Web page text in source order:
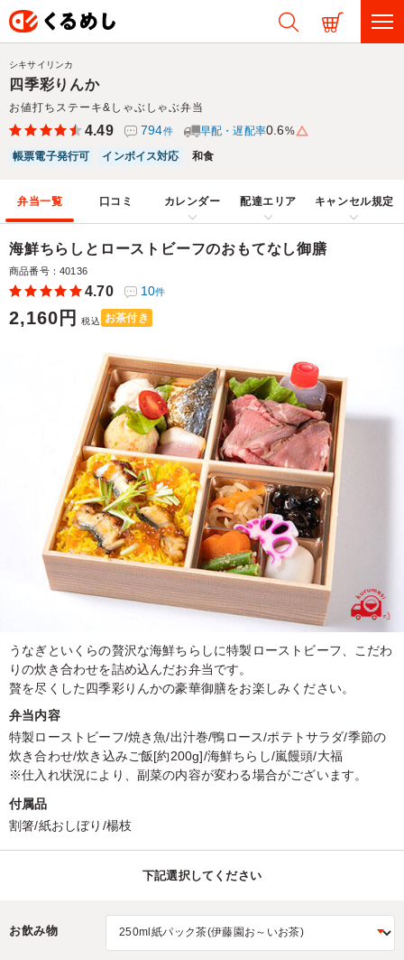
四季彩りんか
お値打ちステーキ&しゃぶしゃぶ弁当
シキサイリンカ
4.49 794件 早配・遅配率0.6%
帳票電子発行可
インボイス対応 和食
弁当一覧 口コミ カレンダー 配達エリア キャンセル規定
海鮮ちらしとローストビーフのおもてなし御膳
商品番号：40136
4.70 10件
2,160円 税込 お茶付き
うなぎといくらの贅沢な海鮮ちらしに特製ローストビーフ、こだわ
りの炊き合わせを詰め込んだお弁当です。
贅を尽くした四季彩りんかの豪華御膳をお楽しみください。
弁当内容
特製ローストビーフ/焼き魚/出汁巻/鴨ロース/ポテトサラダ/季節の
炊き合わせ/炊き込みご飯[約200g]/海鮮ちらし/嵐饅頭/大福
※仕入れ状況により、副菜の内容が変わる場合がございます。
付属品
割箸/紙おしぼり/楊枝
下記選択してください
お飲み物